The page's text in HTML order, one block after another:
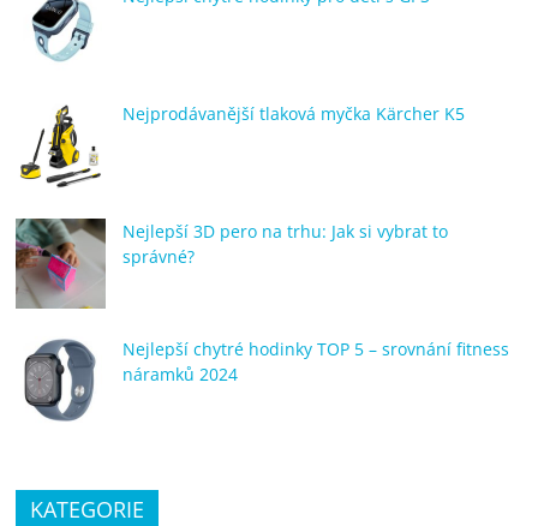
Nejprodávanější tlaková myčka Kärcher K5
Nejlepší 3D pero na trhu: Jak si vybrat to
správné?
Nejlepší chytré hodinky TOP 5 – srovnání fitness
náramků 2024
KATEGORIE